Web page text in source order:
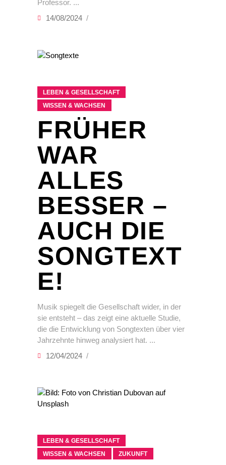
Professor.
14/08/2024
LEBEN & GESELLSCHAFT
WISSEN & WACHSEN
FRÜHER
WAR
ALLES
BESSER –
AUCH DIE
SONGTEXT
E!
Musik spiegelt die Gesellschaft wider, in der
sie entsteht – das zeigt eine aktuelle Studie,
die die Entwicklung von Songtexten über vier
Jahrzehnte hinweg analysiert hat.
12/04/2024
LEBEN & GESELLSCHAFT
WISSEN & WACHSEN
ZUKUNFT